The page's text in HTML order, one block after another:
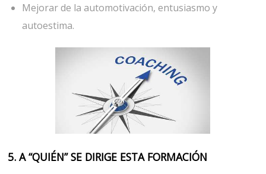
Mejorar de la automotivación, entusiasmo y
autoestima.
5. A “QUIÉN” SE DIRIGE ESTA FORMACIÓN